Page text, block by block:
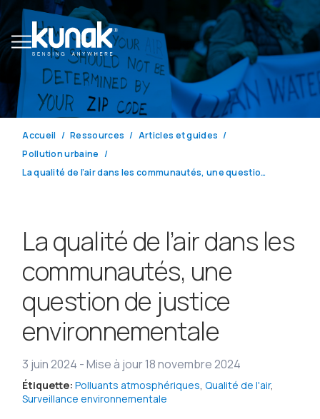
Accueil Ressources
Articles et guides
Pollution urbaine
La qualité de l’air dans les communautés, une question de justice environnementale
La qualité de l’air dans les
communautés, une
question de justice
environnementale
3 juin 2024 -Mise à jour 18 novembre 2024
Étiquette:Polluants atmosphériques ,Qualité de l'air,
Surveillance environnementale